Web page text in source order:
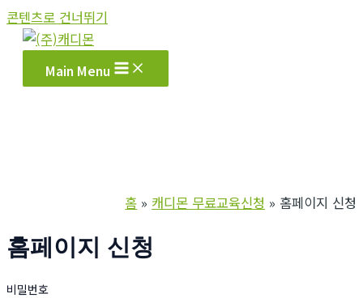
콘텐츠로 건너뛰기
Main Menu
홈 캐디몬 무료교육신청 홈페이지 신청
홈페이지 신청
비밀번호